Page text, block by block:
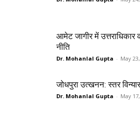
आमेट जागीर में उत्तराधिकार
नीति
Dr. Mohanlal Gupta - May
जोधपुरा उत्खनन: स्तर
Dr. Mohanlal Gupta - May